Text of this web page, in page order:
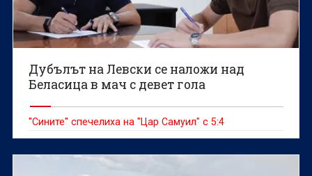
Дубълът на Левски се наложи над
Беласица в мач с девет гола
"Сините" спечелиха на "Цар Самуил" с 5:4